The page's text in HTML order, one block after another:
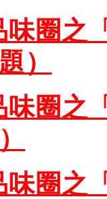
圈之
）
圈之
圈之